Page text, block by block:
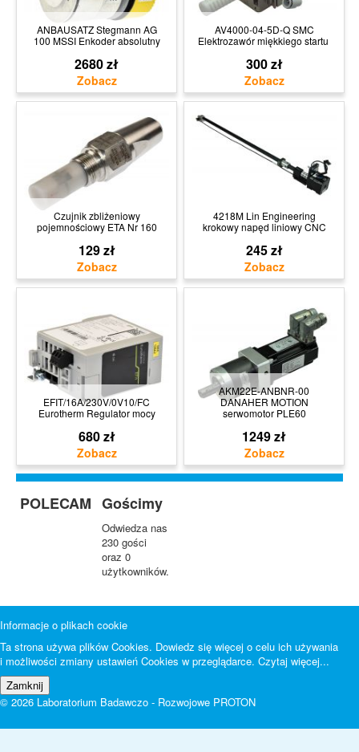
ANBAUSATZ Stegmann AG
100 MSSI Enkoder absolutny
2680 zł
AV4000-04-5D-Q SMC
Elektrozawór miękkiego startu
300 zł
Czujnik zbliżeniowy
pojemnościowy ETA Nr 160
129 zł
4218M Lin Engineering
krokowy napęd liniowy CNC
245 zł
EFIT/16A/230V/0V10/FC
Eurotherm Regulator mocy
680 zł
AKM22E-ANBNR-00
DANAHER MOTION
serwomotor PLE60
1249 zł
POLECAM Gościmy
Odwiedza nas
230 gości
oraz 0
użytkowników.
Informacje o plikach cookie
Ta strona używa plików Cookies. Dowiedz się więcej o celu ich używania
i możliwości zmiany ustawień Cookies w przeglądarce. Czytaj więcej...
© 2026 Laboratorium Badawczo - Rozwojowe PROTON